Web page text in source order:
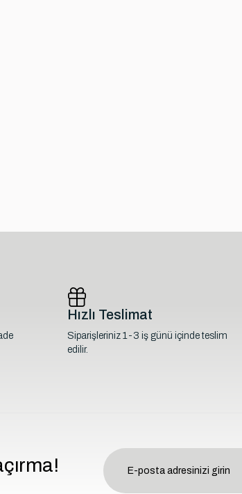
Hızlı Teslimat
Siparişleriniz 1-3 iş günü içinde teslim
edilir.